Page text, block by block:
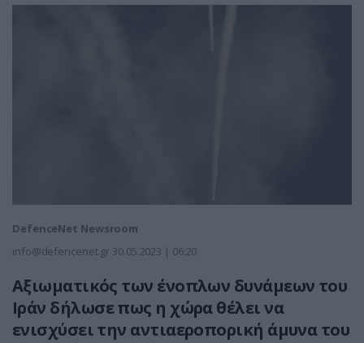
DefenceNet Newsroom
info@defencenet.gr 30.05.2023 | 06:20
Αξιωματικός των ένοπλων δυνάμεων του
Ιράν δήλωσε πως η χώρα θέλει να
ενισχύσει την αντιαεροπορική άμυνα του